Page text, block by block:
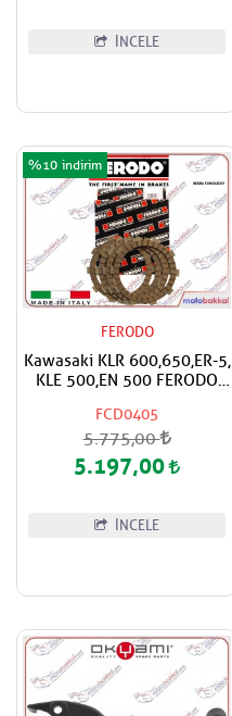
İNCELE
FERODO
Kawasaki KLR 600,650,ER-5,
KLE 500,EN 500 FERODO
FCD0405
%10
5.775,00
5.197,00
İNCELE